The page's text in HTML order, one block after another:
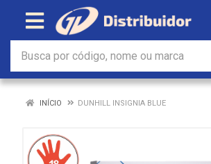
INÍCIO DUNHILL INSIGNIA BLUE